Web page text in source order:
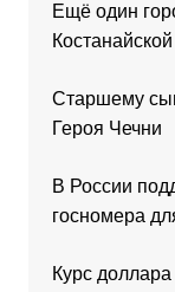
Ещё один
Старшему
Героя Чечни
В России
госномера
Курс